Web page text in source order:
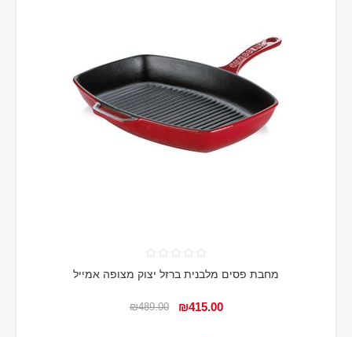
מחבת פסים מלבנית ברזל יצוק מצופה אמייל
₪415.00
₪489.00